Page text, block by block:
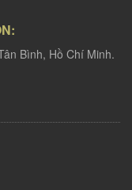
Bình, Hồ Chí Minh.